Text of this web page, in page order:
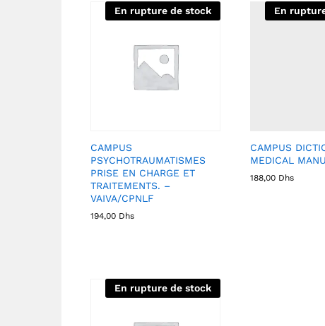
En rupture de stock
CAMPUS
PSYCHOTRAUMATISMES
PRISE EN CHARGE ET
TRAITEMENTS. –
VAIVA/CPNLF
194,00 Dhs
En
CAMPUS
MEDICAL
188,00 Dhs
En rupture de stock